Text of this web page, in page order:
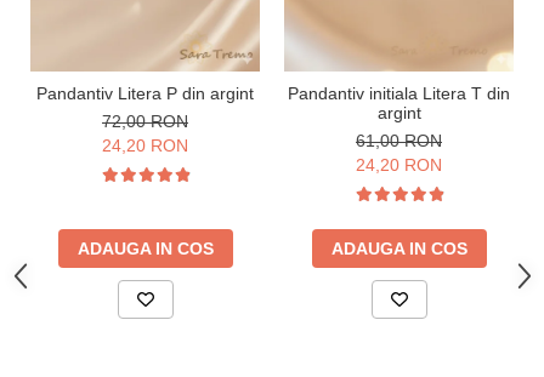
Pandantiv Litera P din argint
72,00 RON
24,20 RON
ADAUGA IN COS
Pandantiv initiala Litera T din
argint
61,00 RON
24,20 RON
ADAUGA IN COS